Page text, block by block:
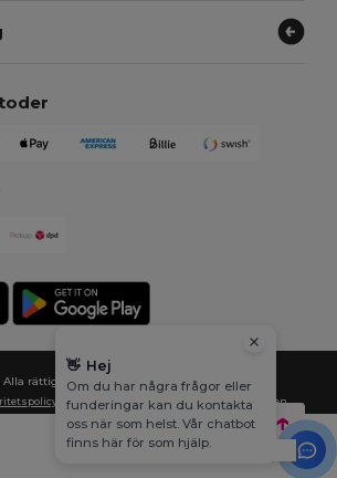
Alla rättigheter förbehållna
|Policy för cookies |Karta över webbplatsen
👋 Hej
Om du har några frågor eller
funderingar kan du kontakta
oss när som helst. Vår chatbot
finns här för som hjälp.